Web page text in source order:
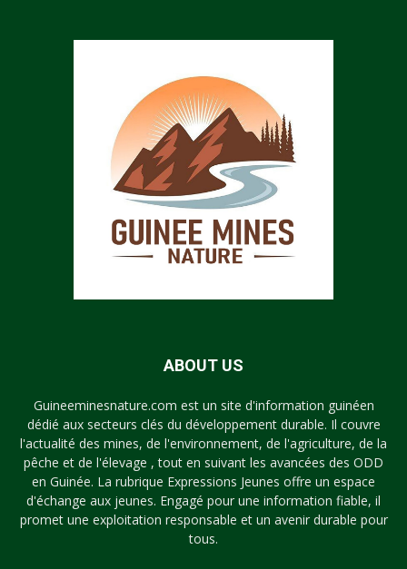
ABOUT US
Guineeminesnature.com est un site d'information guinéen
dédié aux secteurs clés du développement durable. Il couvre
l'actualité des mines, de l'environnement, de l'agriculture, de la
pêche et de l'élevage , tout en suivant les avancées des ODD
en Guinée. La rubrique Expressions Jeunes offre un espace
d'échange aux jeunes. Engagé pour une information fiable, il
promet une exploitation responsable et un avenir durable pour
tous.